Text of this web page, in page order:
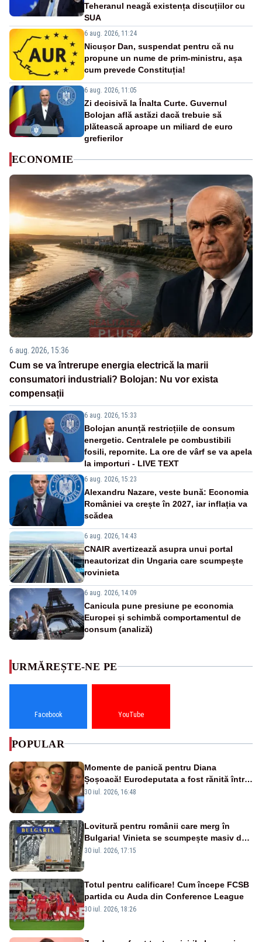
Teheranul neagă existența discuțiilor cu
SUA
6 aug. 2026, 11:24
Nicușor Dan, suspendat pentru că nu
propune un nume de prim-ministru, așa
cum prevede Constituția!
6 aug. 2026, 11:05
Zi decisivă la Înalta Curte. Guvernul
Bolojan află astăzi dacă trebuie să
plătească aproape un miliard de euro
grefierilor
ECONOMIE
6 aug. 2026, 15:36
Cum se va întrerupe energia electrică la marii
consumatori industriali? Bolojan: Nu vor exista
compensații
6 aug. 2026, 15:33
Bolojan anunță restricțiile de consum
energetic. Centralele pe combustibili
fosili, repornite. La ore de vârf se va apela
la importuri - LIVE TEXT
6 aug. 2026, 15:23
Alexandru Nazare, veste bună: Economia
României va crește în 2027, iar inflația va
scădea
6 aug. 2026, 14:43
CNAIR avertizează asupra unui portal
neautorizat din Ungaria care scumpește
rovinieta
6 aug. 2026, 14:09
Canicula pune presiune pe economia
Europei și schimbă comportamentul de
consum (analiză)
URMĂREȘTE-NE PE
Facebook YouTube
POPULAR
Momente de panică pentru Diana
Șoșoacă! Eurodeputata a fost rănită într-
un accident rutier
30 iul. 2026, 16:48
Lovitură pentru românii care merg în
Bulgaria! Vinieta se scumpește masiv de
la 1 august
30 iul. 2026, 17:15
Totul pentru calificare! Cum începe FCSB
partida cu Auda din Conference League
30 iul. 2026, 18:26